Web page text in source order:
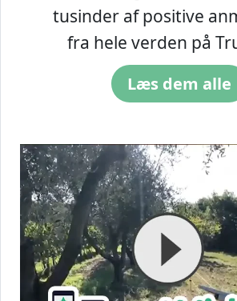
tusinder af positive
fra hele verden på
Læs dem alle